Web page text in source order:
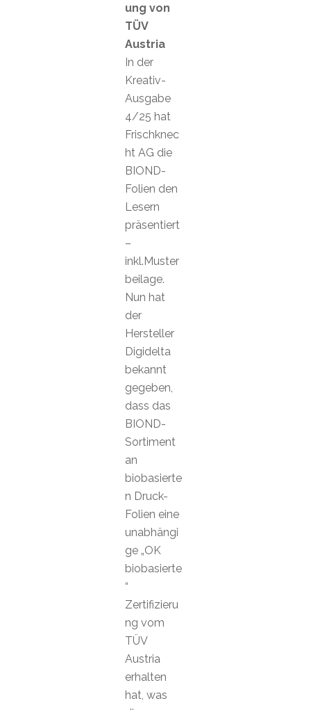
ung von
TÜV
Austria
In der
Kreativ-
Ausgabe
4/25 hat
Frischknec
ht AG die
BIOND-
Folien den
Lesern
präsentiert
–
inkl.Muster
beilage.
Nun hat
der
Hersteller
Digidelta
bekannt
gegeben,
dass das
BIOND-
Sortiment
an
biobasierte
n Druck-
Folien eine
unabhängi
ge „OK
biobasierte
“
Zertifizieru
ng vom
TÜV
Austria
erhalten
hat, was